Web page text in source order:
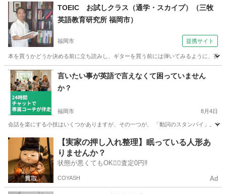
福岡 福岡市 コーチング
TOEIC お試しクラス（通学・スカイプ）（三牧
英語教育研究所 福岡市）
福岡市 提携サイト
本を買うかどうか決める前に立ち読みし、ギターを買う前には弾いてみるように、英
福岡 福岡市 TOEIC(R)テスト
言いたい事が英語で言えなくて困っていません
か？
福岡市 8月4日
会話を楽にする小技はいくつかありますが、その一つが、 「動詞のスタンバイ」。
福岡 福岡市 英会話 コーチング
【実家の押し入れ整理】眠っている人形あ
りませんか？
状態が悪くてもOK🙆‍♀️査定0円‼️
COYASH Ad